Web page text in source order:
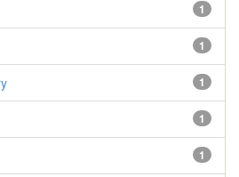
1
1
1
1
1